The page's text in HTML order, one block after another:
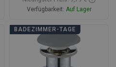
Verfügbarkeit: Auf Lager
In den Warenkorb
favorite_border Favorit
Vergleichen
BADEZIMMER-TAGE